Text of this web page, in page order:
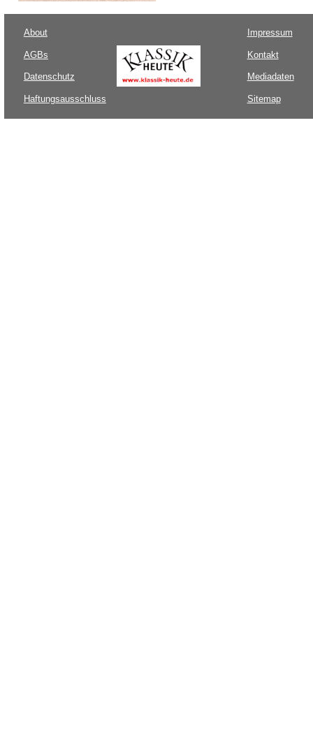
About
AGBs
Datenschutz
Haftungsausschluss
Impressum
Kontakt
Mediadaten
Sitemap